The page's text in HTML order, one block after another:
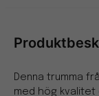
Denna trumma
med hög